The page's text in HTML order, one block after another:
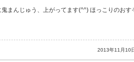
まんじゅう、上がってます(^^) ほっこりのおす
2013年11月10